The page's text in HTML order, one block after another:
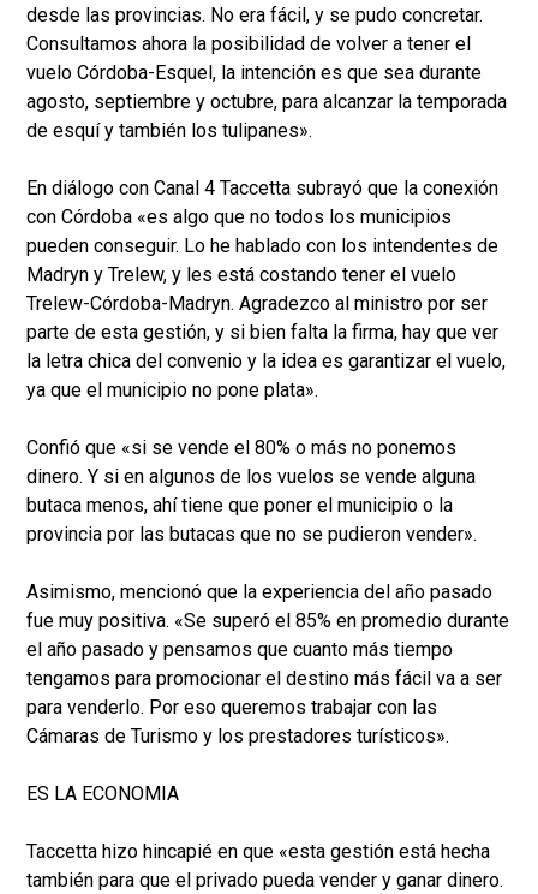
desde las provincias. No era fácil, y se pudo concretar.
Consultamos ahora la posibilidad de volver a tener el
vuelo Córdoba-Esquel, la intención es que sea durante
agosto, septiembre y octubre, para alcanzar la temporada
de esquí y también los tulipanes».
En diálogo con Canal 4 Taccetta subrayó que la conexión
con Córdoba «es algo que no todos los municipios
pueden conseguir. Lo he hablado con los intendentes de
Madryn y Trelew, y les está costando tener el vuelo
Trelew-Córdoba-Madryn. Agradezco al ministro por ser
parte de esta gestión, y si bien falta la firma, hay que ver
la letra chica del convenio y la idea es garantizar el vuelo,
ya que el municipio no pone plata».
Confió que «si se vende el 80% o más no ponemos
dinero. Y si en algunos de los vuelos se vende alguna
butaca menos, ahí tiene que poner el municipio o la
provincia por las butacas que no se pudieron vender».
Asimismo, mencionó que la experiencia del año pasado
fue muy positiva. «Se superó el 85% en promedio durante
el año pasado y pensamos que cuanto más tiempo
tengamos para promocionar el destino más fácil va a ser
para venderlo. Por eso queremos trabajar con las
Cámaras de Turismo y los prestadores turísticos».
ES LA ECONOMIA
Taccetta hizo hincapié en que «esta gestión está hecha
también para que el privado pueda vender y ganar dinero.